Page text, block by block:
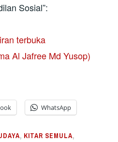
Sosial”:
terbuka
Al Jafree Md Yusop)
WhatsApp
, KITAR SEMULA,